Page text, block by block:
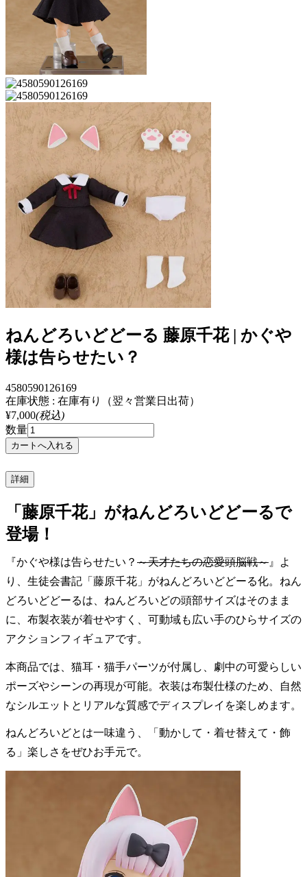
ねんどろいどどーる 藤原千花 | かぐや
様は告らせたい？
4580590126169
在庫状態 : 在庫有り（翌々営業日出荷）
¥7,000(税込)
数量
詳細
「藤原千花」がねんどろいどどーるで
登場！
『かぐや様は告らせたい？ ～天才たちの恋愛頭脳戦～ 』よ
り、生徒会書記「藤原千花」がねんどろいどどーる化。ねん
どろいどどーるは、ねんどろいどの頭部サイズはそのまま
に、布製衣装が着せやすく、可動域も広い手のひらサイズの
アクションフィギュアです。
本商品では、猫耳・猫手パーツが付属し、劇中の可愛らしい
ポーズやシーンの再現が可能。衣装は布製仕様のため、自然
なシルエットとリアルな質感でディスプレイを楽しめます。
ねんどろいどとは一味違う、「動かして・着せ替えて・飾
る」楽しさをぜひお手元で。